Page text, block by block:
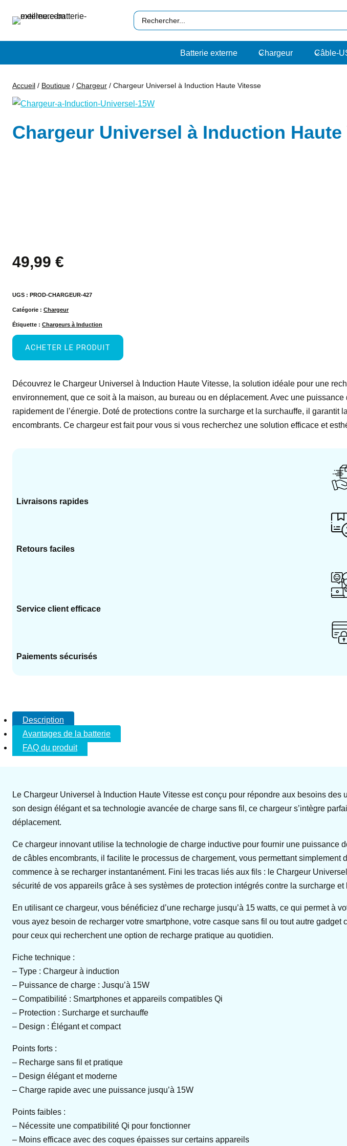
Search
…
Batterie externe Chargeur Câble-
Accueil / Boutique / Chargeur / Chargeur Universel à Induction Haute Vitesse
Chargeur Universel à Induction Haute
49,99 €
UGS : PROD-CHARGEUR-427
Catégorie : Chargeur
Étiquette : Chargeurs à Induction
ACHETER LE PRODUIT
Découvrez le Chargeur Universel à Induction Haute Vitesse, la solution idéale pour une
environnement, que ce soit à la maison, au bureau ou en déplacement. Avec une
rapidement de l’énergie. Doté de protections contre la surcharge et la surchauffe, il
encombrants. Ce chargeur est fait pour vous si vous recherchez une solution efficace et
Livraisons rapides
Retours faciles
Service client efficace
Paiements sécurisés
Description
Avantages de la batterie
FAQ du produit
Le Chargeur Universel à Induction Haute Vitesse est conçu pour répondre aux besoins
son design élégant et sa technologie avancée de charge sans fil, ce chargeur s’intègre
déplacement.
Ce chargeur innovant utilise la technologie de charge inductive pour fournir une
de câbles encombrants, il facilite le processus de chargement, vous permettant simplement
commence à se recharger instantanément. Fini les tracas liés aux fils : le Chargeur
sécurité de vos appareils grâce à ses systèmes de protection intégrés contre la surcharge et
En utilisant ce chargeur, vous bénéficiez d’une recharge jusqu’à 15 watts, ce qui permet
vous ayez besoin de recharger votre smartphone, votre casque sans fil ou tout autre
pour ceux qui recherchent une option de recharge pratique au quotidien.
Fiche technique :
– Type : Chargeur à induction
– Puissance de charge : Jusqu’à 15W
– Compatibilité : Smartphones et appareils compatibles Qi
– Protection : Surcharge et surchauffe
– Design : Élégant et compact
Points forts :
– Recharge sans fil et pratique
– Design élégant et moderne
– Charge rapide avec une puissance jusqu’à 15W
Points faibles :
– Nécessite une compatibilité Qi pour fonctionner
– Moins efficace avec des coques épaisses sur certains appareils